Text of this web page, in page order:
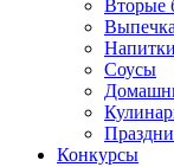
Вторые
Напитки
Соусы
Конкурсы